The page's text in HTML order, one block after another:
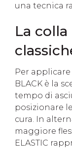
una tecnica
La
Per applicare
BLACK è la
tempo di
posizionare
cura. In
maggiore
ELASTIC